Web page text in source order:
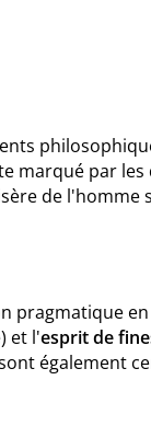
marqué par les
de l'homme
pragmatique
et l'esprit de
également